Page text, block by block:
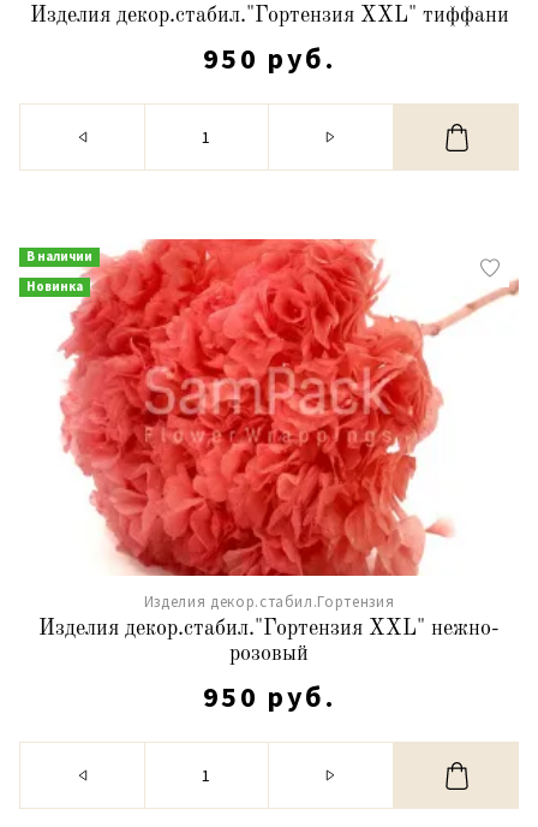
Изделия декор.стабил."Гортензия XXL" тиффани
950 руб.
В наличии
Новинка
Изделия декор.стабил.Гортензия
Изделия декор.стабил."Гортензия XXL" нежно-
розовый
950 руб.